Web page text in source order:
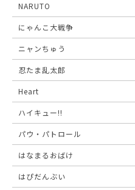
NARUTO
にゃんこ大戦争
ニャンちゅう
忍たま乱太郎
Heart
ハイキュー!!
パウ・パトロール
はなまるおばけ
はぴだんぶい